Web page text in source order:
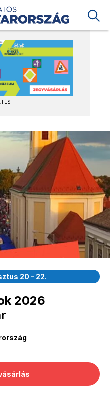
20 – 22.
2026